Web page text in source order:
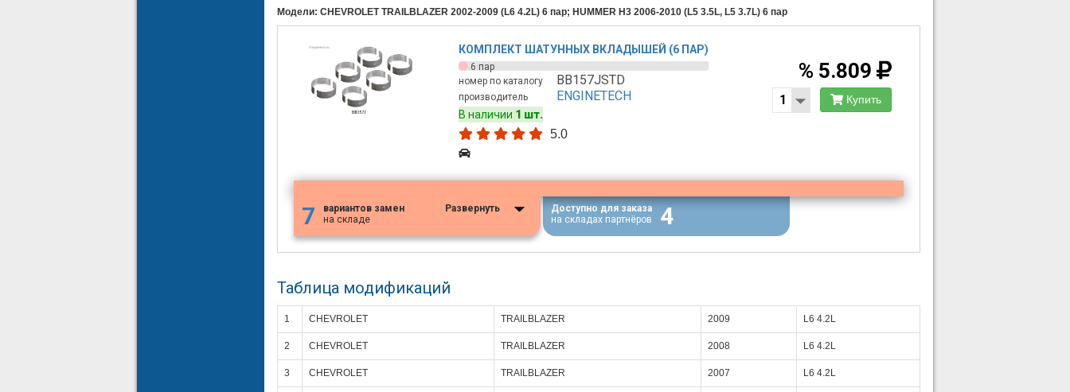
Модели: CHEVROLET TRAILBLAZER 2002-2009 (L6 4.2L) 6 пар; HUMMER H3 2006-2010 (L5 3.5L, L5 3.7L) 6 пар
КОМПЛЕКТ ШАТУННЫХ ВКЛАДЫШЕЙ (6 ПАР)
6 пар
номер по каталогу
BB157JSTD
производитель ENGINETECH
В наличии 1 шт.
5.0
% 5.809
Купить
7
вариантов замен
на складе
Развернуть
Доступно для заказа
на складах партнёров
4
Таблица модификаций
1 CHEVROLET TRAILBLAZER 2009 L6 4.2L
2 CHEVROLET TRAILBLAZER 2008 L6 4.2L
3 CHEVROLET TRAILBLAZER 2007 L6 4.2L